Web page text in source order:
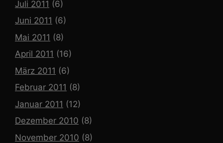
Juli 2011 (6)
Juni 2011 (6)
Mai 2011 (8)
April 2011 (16)
März 2011 (6)
Februar 2011 (8)
Januar 2011 (12)
Dezember 2010 (8)
November 2010 (8)